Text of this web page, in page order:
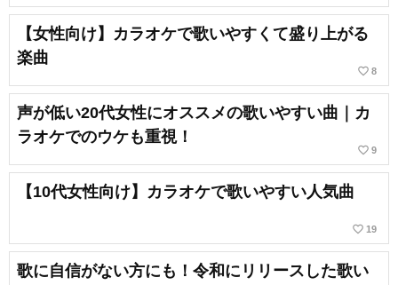
【女性向け】カラオケで歌いやすくて盛り上がる
楽曲
favorite_border 8
声が低い20代女性にオススメの歌いやすい曲｜カ
ラオケでのウケも重視！
favorite_border 9
【10代女性向け】カラオケで歌いやすい人気曲
favorite_border 19
歌に自信がない方にも！令和にリリースした歌い